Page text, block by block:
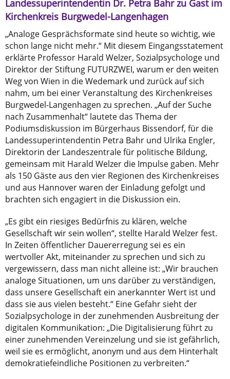
Landessuperintendentin Dr. Petra Bahr zu Gast im
Kirchenkreis Burgwedel-Langenhagen
„Analoge Gesprächsformate sind heute so wichtig, wie
schon lange nicht mehr.“ Mit diesem Eingangsstatement
erklärte Professor Harald Welzer, Sozialpsychologe und
Direktor der Stiftung FUTURZWEI, warum er den weiten
Weg von Wien in die Wedemark und zurück auf sich
nahm, um bei einer Veranstaltung des Kirchenkreises
Burgwedel-Langenhagen zu sprechen. „Auf der Suche
nach Zusammenhalt“ lautete das Thema der
Podiumsdiskussion im Bürgerhaus Bissendorf, für die
Landessuperintendentin Petra Bahr und Ulrika Engler,
Direktorin der Landeszentrale für politische Bildung,
gemeinsam mit Harald Welzer die Impulse gaben. Mehr
als 150 Gäste aus den vier Regionen des Kirchenkreises
und aus Hannover waren der Einladung gefolgt und
brachten sich engagiert in die Diskussion ein.
„Es gibt ein riesiges Bedürfnis zu klären, welche
Gesellschaft wir sein wollen“, stellte Harald Welzer fest.
In Zeiten öffentlicher Dauererregung sei es ein
wertvoller Akt, miteinander zu sprechen und sich zu
vergewissern, dass man nicht alleine ist: „Wir brauchen
analoge Situationen, um uns darüber zu verständigen,
dass unsere Gesellschaft ein anerkannter Wert ist und
dass sie aus vielen besteht.“ Eine Gefahr sieht der
Sozialpsychologe in der zunehmenden Ausbreitung der
digitalen Kommunikation: „Die Digitalisierung führt zu
einer zunehmenden Vereinzelung und sie ist gefährlich,
weil sie es ermöglicht, anonym und aus dem Hinterhalt
demokratiefeindliche Positionen zu verbreiten.“